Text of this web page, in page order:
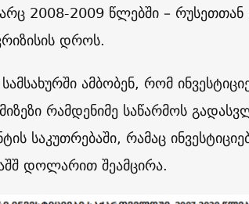
2008-2009 წლებში – რუსეთთან
დროს.
ამბობენ, რომ
რამდენიმე საწარმოს
საკუთრებაში, რამაც
დოლარით შეამცირა.